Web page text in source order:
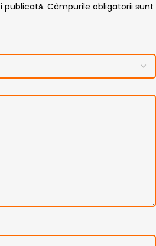
publicată. Câmpurile obligatorii sunt